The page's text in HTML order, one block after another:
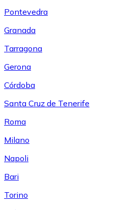
Pontevedra
Granada
Tarragona
Gerona
Córdoba
Santa Cruz de Tenerife
Roma
Milano
Napoli
Bari
Torino